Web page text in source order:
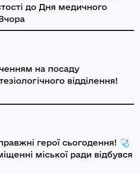
до Дня медичного
на посаду
відділення!
герої сьогодення! 🩺
міської ради відбувся